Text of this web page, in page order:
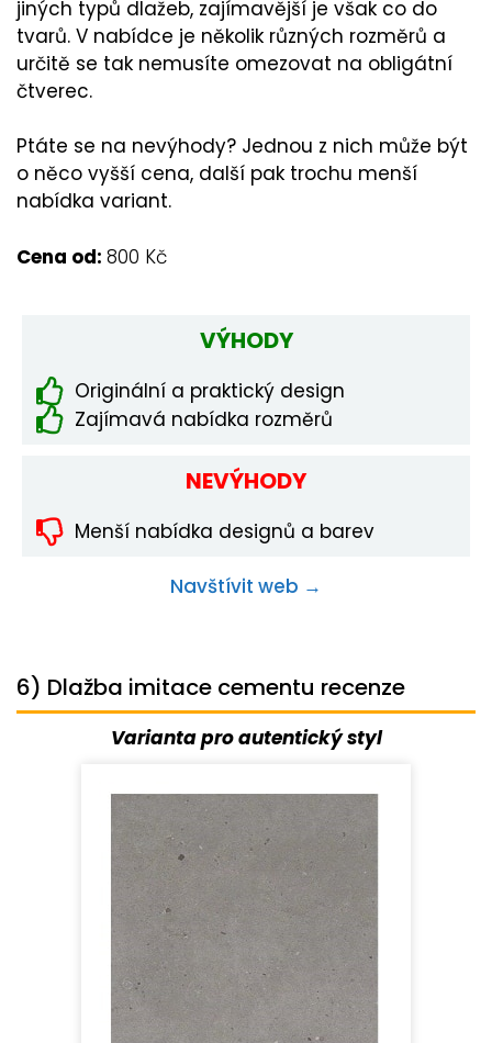
jiných typů dlažeb, zajímavější je však co do
tvarů. V nabídce je několik různých rozměrů a
určitě se tak nemusíte omezovat na obligátní
čtverec.
Ptáte se na nevýhody? Jednou z nich může být
o něco vyšší cena, další pak trochu menší
nabídka variant.
Cena od: 800 Kč
VÝHODY
Originální a praktický design
Zajímavá nabídka rozměrů
NEVÝHODY
Menší nabídka designů a barev
Navštívit web →
6) Dlažba imitace cementu recenze
Varianta pro autentický styl